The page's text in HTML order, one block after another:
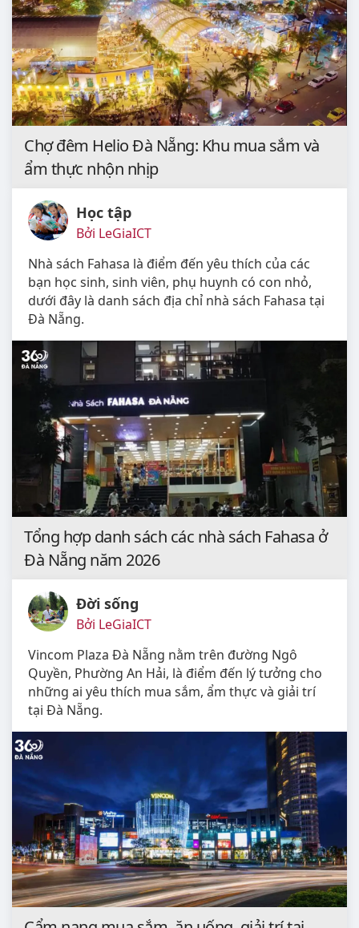
Chợ đêm Helio Đà Nẵng: Khu mua sắm và
ẩm thực nhộn nhịp
Học tập
Bởi LeGiaICT
Nhà sách Fahasa là điểm đến yêu thích của các
bạn học sinh, sinh viên, phụ huynh có con nhỏ,
dưới đây là danh sách địa chỉ nhà sách Fahasa tại
Đà Nẵng.
Tổng hợp danh sách các nhà sách Fahasa ở
Đà Nẵng năm 2026
Đời sống
Bởi LeGiaICT
Vincom Plaza Đà Nẵng nằm trên đường Ngô
Quyền, Phường An Hải, là điểm đến lý tưởng cho
những ai yêu thích mua sắm, ẩm thực và giải trí
tại Đà Nẵng.